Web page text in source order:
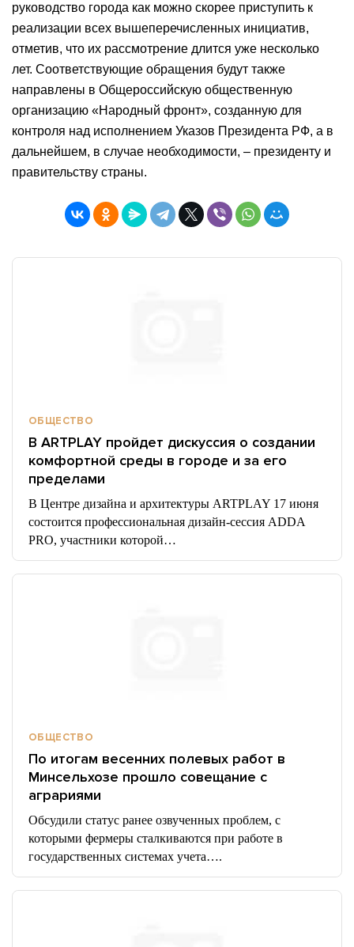
руководство города как можно скорее приступить к
реализации всех вышеперечисленных инициатив,
отметив, что их рассмотрение длится уже несколько
лет. Соответствующие обращения будут также
направлены в Общероссийскую общественную
организацию «Народный фронт», созданную для
контроля над исполнением Указов Президента РФ, а в
дальнейшем, в случае необходимости, – президенту и
правительству страны.
ОБЩЕСТВО
В ARTPLAY пройдет дискуссия о создании
комфортной среды в городе и за его
пределами
В Центре дизайна и архитектуры ARTPLAY 17 июня
состоится профессиональная дизайн-сессия ADDA
PRO, участники которой…
ОБЩЕСТВО
По итогам весенних полевых работ в
Минсельхозе прошло совещание с
аграриями
Обсудили статус ранее озвученных проблем, с
которыми фермеры сталкиваются при работе в
государственных системах учета….